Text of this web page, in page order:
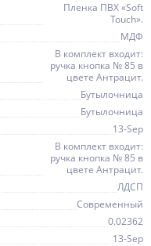
Пленка ПВХ «Soft
Touch».
МДФ
В комплект входит:
ручка кнопка № 85 в
цвете Антрацит.
Бутылочница
Бутылочница
13-Sep
В комплект входит:
ручка кнопка № 85 в
цвете Антрацит.
ЛДСП
Современный
0.02362
13-Sep